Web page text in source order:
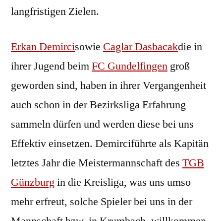
langfristigen Zielen.
Erkan Demircisowie Caglar Dasbacakdie in
ihrer Jugend beimFC Gundelfingen groß
geworden sind, haben in ihrer Vergangenheit
auch schon in der Bezirksliga Erfahrung
sammeln dürfen und werden diese bei uns
Effektiv einsetzen. Demirciführte als Kapitän
letztes Jahr die Meistermannschaft des TGB
Günzburgin die Kreisliga, was uns umso
mehr erfreut, solche Spieler bei uns in der